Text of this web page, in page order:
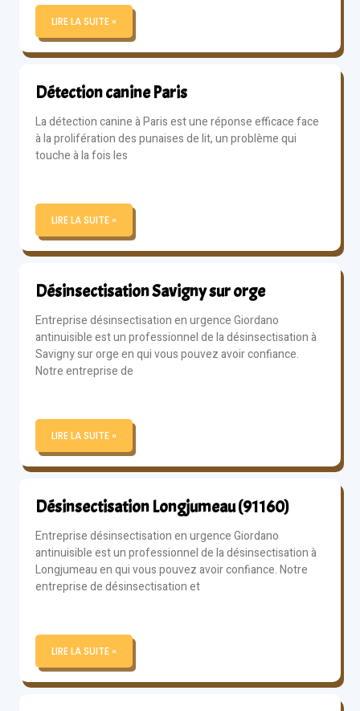
LIRE LA SUITE »
Détection canine Paris
La détection canine à Paris est une réponse efficace face
à la prolifération des punaises de lit, un problème qui
touche à la fois les
LIRE LA SUITE »
Désinsectisation Savigny sur orge
Entreprise désinsectisation en urgence Giordano
antinuisible est un professionnel de la désinsectisation à
Savigny sur orge en qui vous pouvez avoir confiance.
Notre entreprise de
LIRE LA SUITE »
Désinsectisation Longjumeau (91160)
Entreprise désinsectisation en urgence Giordano
antinuisible est un professionnel de la désinsectisation à
Longjumeau en qui vous pouvez avoir confiance. Notre
entreprise de désinsectisation et
LIRE LA SUITE »